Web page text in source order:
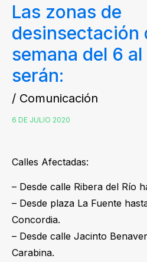
Las zonas de
desinsectación
semana del 6
serán:
/ Comunicación
6 DE JULIO 2020
Calles Afectadas:
– Desde calle Ribera del Río
– Desde plaza La Fuente
Concordia.
– Desde calle Jacinto
Carabina.